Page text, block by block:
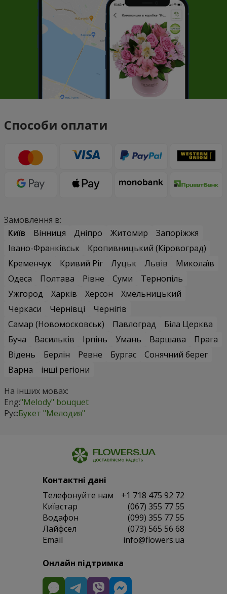
Способи оплати
Замовлення в:
Київ
Вінниця Дніпро Житомир
Запоріжжя
Івано-Франківськ
Кропивницький (Кіровоград)
Кременчук
Кривий Ріг Луцьк Львів
Миколаїв
Одеса
Полтава Рівне Суми
Тернопіль
Ужгород
Харків Херсон
Хмельницький
Черкаси
Чернівці
Чернігів
Самар (Новомосковськ)
Павлоград
Біла Церква
Буча
Васильків Ірпінь Умань Варшава
Прага
Відень
Берлін Ревне Бургас
Сонячний берег
Варна
інші регіони
На інших мовах:
Eng:"Melody" bouquet
Рус:Букет "Мелодия"
Контактні дані
Телефонуйте нам
+1 718 475 92 72
Київстар
(067) 355 77 55
Водафон
(099) 355 77 55
Лайфсел
(073) 565 56 68
Email
info@flowers.ua
Онлайн підтримка